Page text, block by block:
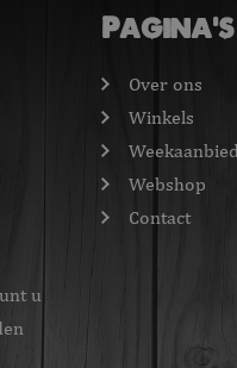
u
Pagina's
Over ons
Winkels
Webshop
Contact
website kan niet goed worden gebruikt
bakkerdejager.nl
ASP.NET_SessionId
Microsoft